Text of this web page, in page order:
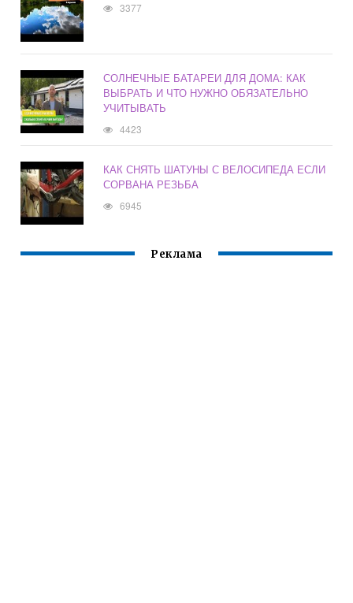
3377
СОЛНЕЧНЫЕ БАТАРЕИ ДЛЯ ДОМА: КАК
ВЫБРАТЬ И ЧТО НУЖНО ОБЯЗАТЕЛЬНО
УЧИТЫВАТЬ
4423
КАК СНЯТЬ ШАТУНЫ С ВЕЛОСИПЕДА ЕСЛИ
СОРВАНА РЕЗЬБА
6945
Реклама